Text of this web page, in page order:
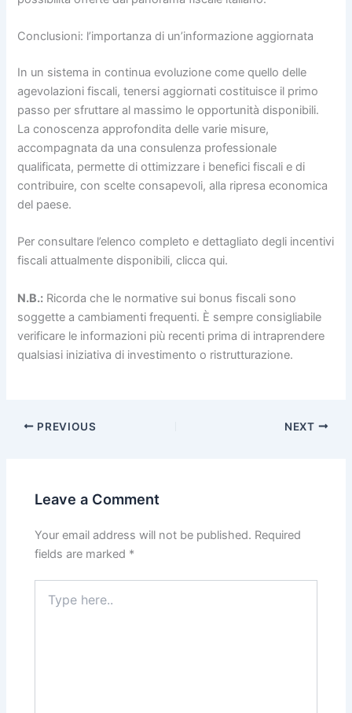
Conclusioni: l’importanza di un’informazione aggiornata
In un sistema in continua evoluzione come quello delle
agevolazioni fiscali, tenersi aggiornati costituisce il primo
passo per sfruttare al massimo le opportunità disponibili.
La conoscenza approfondita delle varie misure,
accompagnata da una consulenza professionale
qualificata, permette di ottimizzare i benefici fiscali e di
contribuire, con scelte consapevoli, alla ripresa economica
del paese.
Per consultare l’elenco completo e dettagliato degli incentivi
fiscali attualmente disponibili, clicca qui.
N.B.: Ricorda che le normative sui bonus fiscali sono
soggette a cambiamenti frequenti. È sempre consigliabile
verificare le informazioni più recenti prima di intraprendere
qualsiasi iniziativa di investimento o ristrutturazione.
PREVIOUS NEXT
Leave a Comment
Your email address will not be published. Required
fields are marked *
here..